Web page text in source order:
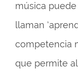
música
llaman
competencia
que permite